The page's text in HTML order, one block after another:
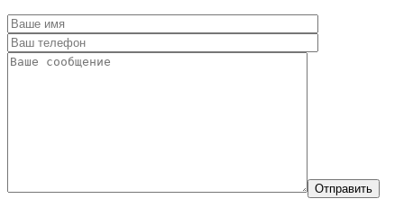
Отправить